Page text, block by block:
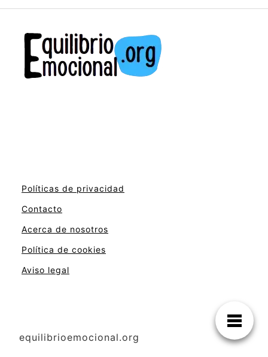
Políticas de privacidad
Contacto
Acerca de nosotros
Política de cookies
Aviso legal
equilibrioemocional.org